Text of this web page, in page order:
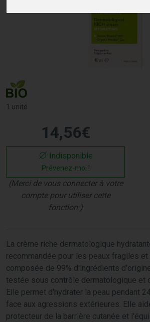
1 unité
14,56€
Indisponible
Prévenez-moi !
(Merci de vous connecter à votre
compte pour utiliser cette
fonction.)
La crème riche dermatologique
recommandée pour les peaux fragiles
composée de 99% d'ingrédients
testée sous contrôle dermatologique et
Elle permet d'hydrater la peau pendant
face aux agressions extérieures. Elle
protecteur de la barrière cutanée et